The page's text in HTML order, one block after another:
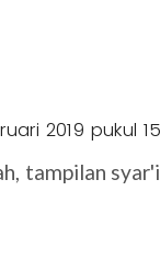
2019 pukul
tampilan